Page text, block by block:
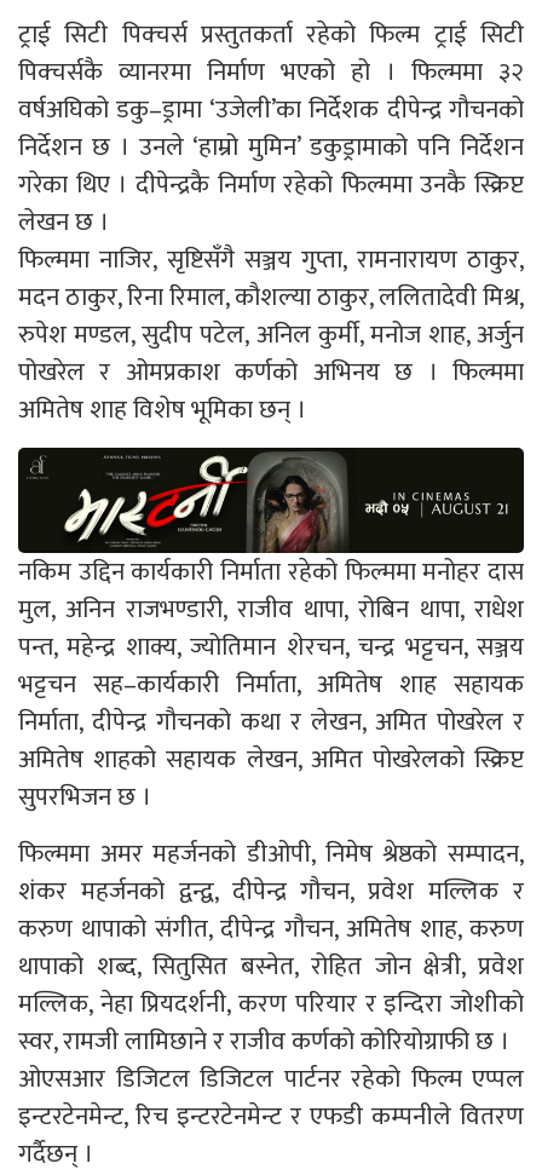
ट्राई सिटी पिक्चर्स प्रस्तुतकर्ता रहेको फिल्म ट्राई सिटी
पिक्चर्सकै व्यानरमा निर्माण भएको हो । फिल्ममा ३२
वर्षअघिको डकु–ड्रामा ‘उजेली’का निर्देशक दीपेन्द्र गौचनको
निर्देशन छ । उनले ‘हाम्रो मुमिन’ डकुड्रामाको पनि निर्देशन
गरेका थिए । दीपेन्द्रकै निर्माण रहेको फिल्ममा उनकै स्क्रिप्ट
लेखन छ ।
फिल्ममा नाजिर, सृष्टिसँगै सञ्जय गुप्ता, रामनारायण ठाकुर,
मदन ठाकुर, रिना रिमाल, कौशल्या ठाकुर, ललितादेवी मिश्र,
रुपेश मण्डल, सुदीप पटेल, अनिल कुर्मी, मनोज शाह, अर्जुन
पोखरेल र ओमप्रकाश कर्णको अभिनय छ । फिल्ममा
अमितेष शाह विशेष भूमिका छन् ।
नकिम उद्दिन कार्यकारी निर्माता रहेको फिल्ममा मनोहर दास
मुल, अनिन राजभण्डारी, राजीव थापा, रोबिन थापा, राधेश
पन्त, महेन्द्र शाक्य, ज्योतिमान शेरचन, चन्द्र भट्टचन, सञ्जय
भट्टचन सह–कार्यकारी निर्माता, अमितेष शाह सहायक
निर्माता, दीपेन्द्र गौचनको कथा र लेखन, अमित पोखरेल र
अमितेष शाहको सहायक लेखन, अमित पोखरेलको स्क्रिप्ट
सुपरभिजन छ ।
फिल्ममा अमर महर्जनको डीओपी, निमेष श्रेष्ठको सम्पादन,
शंकर महर्जनको द्वन्द्व, दीपेन्द्र गौचन, प्रवेश मल्लिक र
करुण थापाको संगीत, दीपेन्द्र गौचन, अमितेष शाह, करुण
थापाको शब्द, सितुसित बस्नेत, रोहित जोन क्षेत्री, प्रवेश
मल्लिक, नेहा प्रियदर्शनी, करण परियार र इन्दिरा जोशीको
स्वर, रामजी लामिछाने र राजीव कर्णको कोरियोग्राफी छ ।
ओएसआर डिजिटल डिजिटल पार्टनर रहेको फिल्म एप्पल
इन्टरटेनमेन्ट, रिच इन्टरटेनमेन्ट र एफडी कम्पनीले वितरण
गर्दैछन् ।